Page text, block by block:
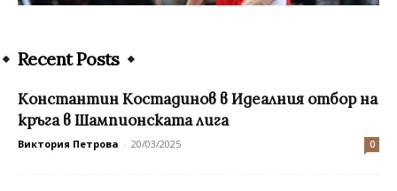
Recent Posts
Константин Костадинов в Идеалния отбор на
кръга в Шампионската лига
Виктория Петрова - 20/03/2025 0